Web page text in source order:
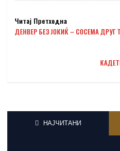
Читај Претходна
ДЕНВЕР БЕЗ ЈОКИЌ – СОСЕМА ДРУГ
НАЈЧИТАНИ